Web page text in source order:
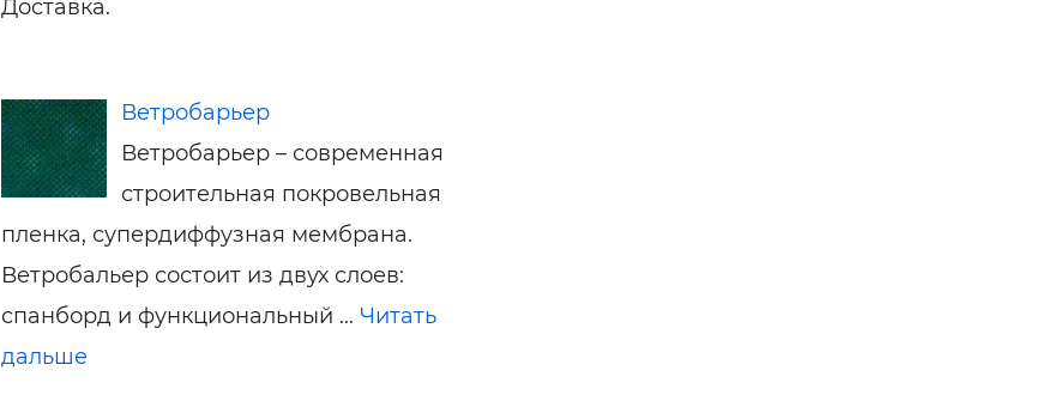
Доставка.
Ветробарьер
Ветробарьер – современная
строительная покровельная
пленка, супердиффузная мембрана.
Ветробальер состоит из двух слоев:
спанборд и функциональный ... Читать
дальше